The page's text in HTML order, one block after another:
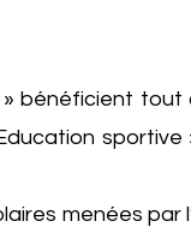
bénéficient
sportive
menées par